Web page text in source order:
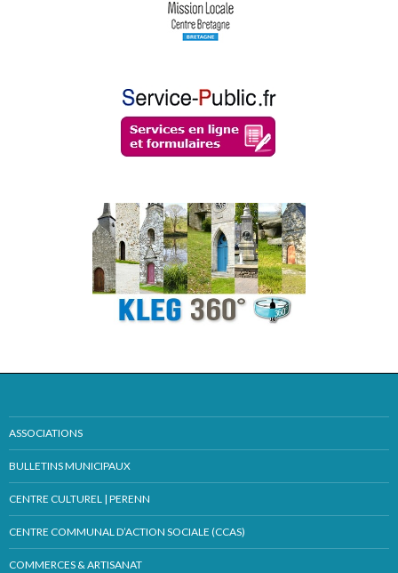
ASSOCIATIONS
BULLETINS MUNICIPAUX
CENTRE CULTUREL | PERENN
CENTRE COMMUNAL D’ACTION SOCIALE (CCAS)
COMMERCES & ARTISANAT